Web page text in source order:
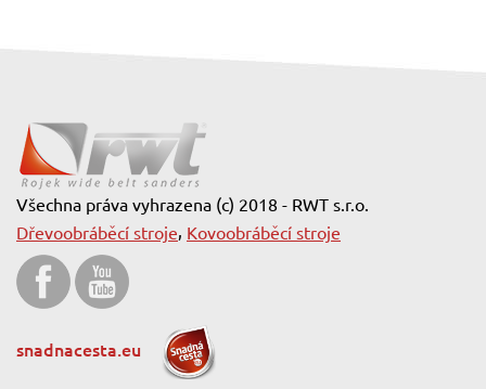
Všechna práva vyhrazena (c) 2018 - RWT s.r.o.
Dřevoobráběcí stroje, Kovoobráběcí stroje
snadnacesta.eu